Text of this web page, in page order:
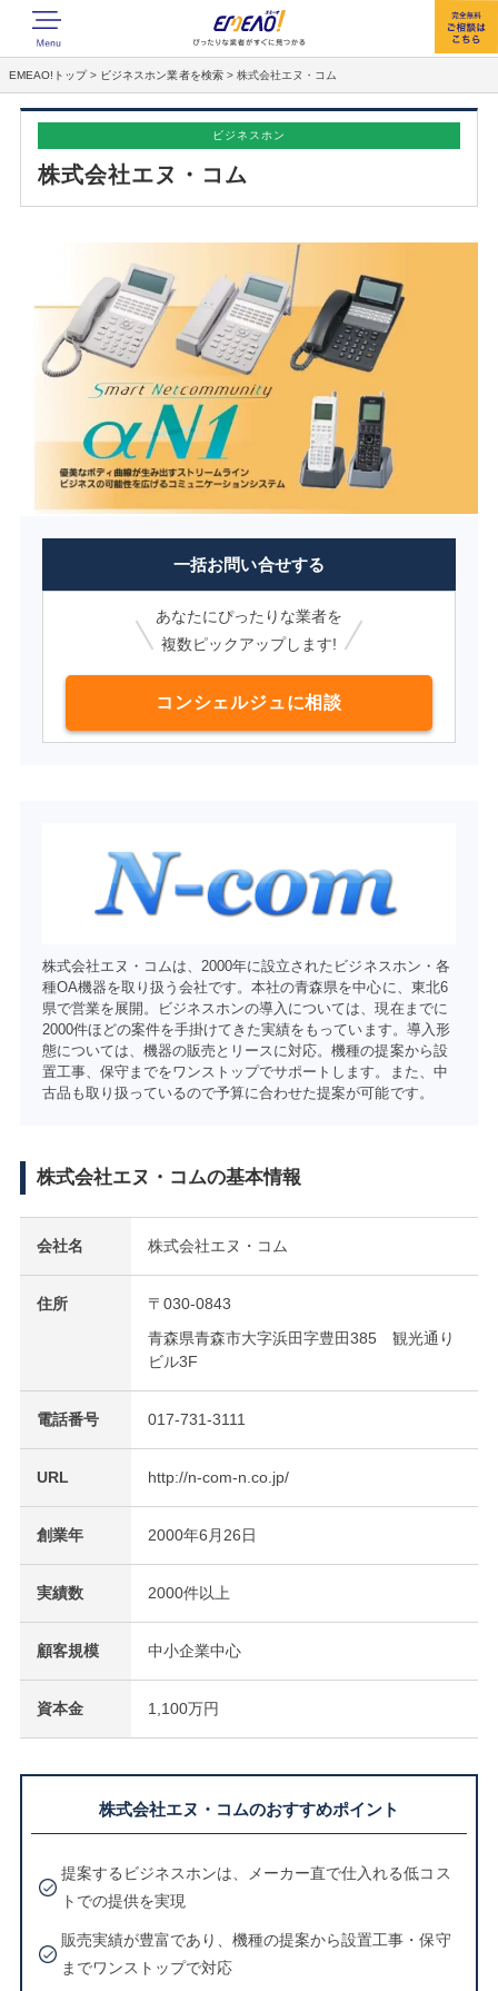
EMEAO!トップ > ビジネスホン業者を検索 > 株式会社エヌ・コム
ビジネスホン
株式会社エヌ・コム
一括お問い合せする
あなたにぴったりな業者を
複数ピックアップします!
コンシェルジュに相談
株式会社エヌ・コムは、2000年に設立されたビジネスホン・各
種OA機器を取り扱う会社です。本社の青森県を中心に、東北6
県で営業を展開。ビジネスホンの導入については、現在までに
2000件ほどの案件を手掛けてきた実績をもっています。導入形
態については、機器の販売とリースに対応。機種の提案から設
置工事、保守までをワンストップでサポートします。また、中
古品も取り扱っているので予算に合わせた提案が可能です。
株式会社エヌ・コムの基本情報
会社名 株式会社エヌ・コム
住所
〒030-0843
青森県青森市大字浜田字豊田385 観光通り
ビル3F
電話番号 017-731-3111
URL http://n-com-n.co.jp/
創業年 2000年6月26日
実績数 2000件以上
顧客規模 中小企業中心
資本金 1,100万円
株式会社エヌ・コムのおすすめポイント
提案するビジネスホンは、メーカー直で仕入れる低コス
トでの提供を実現
販売実績が豊富であり、機種の提案から設置工事・保守
までワンストップで対応